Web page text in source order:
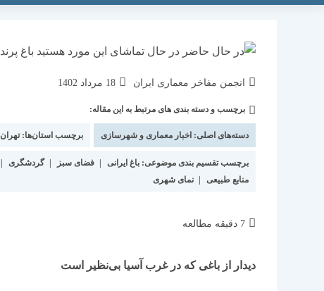
نویسندهٔ
انجمن مفاخر معماری ایران
نوشته
شده
است:
18 مرداد 1402
دسته‌
نوشته:
برچسب و دسته بندی های مرتبط به این مقاله:
دسته‌های اصلی: اخبار معماری و شهرسازی برچسب استان‌ها:تهران
برچسب تقسیم بندی موضوعی:باغ ایرانی فضای سبز گردشگری
منابع طبیعی
نمای شهری
زمان
7 دقیقه مطالعه
دیدار از باغی که در غرب آسیا بی‌نظیر است